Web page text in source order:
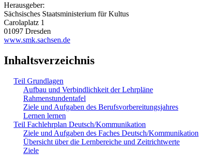
Herausgeber:
Sächsisches Staatsministerium für Kultus
Carolaplatz 1
01097 Dresden
www.smk.sachsen.de
Inhaltsverzeichnis
Teil Grundlagen
Aufbau und Verbindlichkeit der Lehrpläne
Rahmenstundentafel
Ziele und Aufgaben des Berufsvorbereitungsjahres
Lernen lernen
Teil Fachlehrplan Deutsch/Kommunikation
Ziele und Aufgaben des Faches Deutsch/Kommunikation
Übersicht über die Lernbereiche und Zeitrichtwerte
Ziele